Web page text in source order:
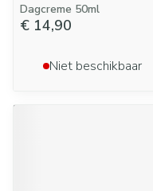
Dagcreme 50ml
€ 14,90
Niet beschikbaar